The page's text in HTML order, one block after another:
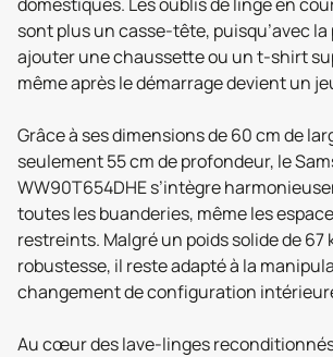
sont plus un casse-tête, puisqu’avec la
ajouter une chaussette ou un t-shirt
même après le démarrage devient un
Grâce à ses dimensions de 60 cm de
seulement 55 cm de profondeur, le
WW90T654DHE s’intègre
toutes les buanderies, même les
restreints. Malgré un poids solide de 67
robustesse, il reste adapté à la
changement de configuration
Au cœur des lave-linges